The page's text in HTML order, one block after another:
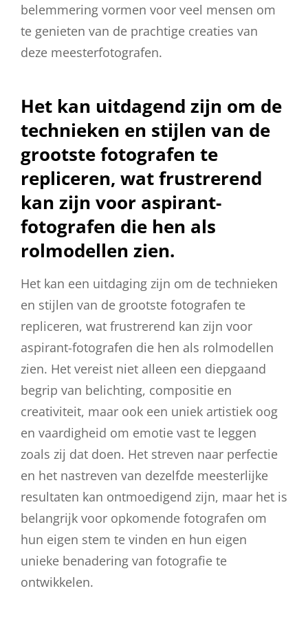
belemmering vormen voor veel mensen om
te genieten van de prachtige creaties van
deze meesterfotografen.
Het kan uitdagend zijn om de
technieken en stijlen van de
grootste fotografen te
repliceren, wat frustrerend
kan zijn voor aspirant-
fotografen die hen als
rolmodellen zien.
Het kan een uitdaging zijn om de technieken
en stijlen van de grootste fotografen te
repliceren, wat frustrerend kan zijn voor
aspirant-fotografen die hen als rolmodellen
zien. Het vereist niet alleen een diepgaand
begrip van belichting, compositie en
creativiteit, maar ook een uniek artistiek oog
en vaardigheid om emotie vast te leggen
zoals zij dat doen. Het streven naar perfectie
en het nastreven van dezelfde meesterlijke
resultaten kan ontmoedigend zijn, maar het is
belangrijk voor opkomende fotografen om
hun eigen stem te vinden en hun eigen
unieke benadering van fotografie te
ontwikkelen.